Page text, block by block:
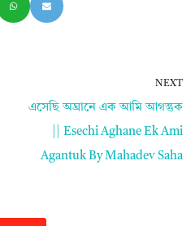
NEXT
এসেছি অঘ্রানে এক আমি আগন্তুক
|| Esechi Aghane Ek Ami
Agantuk By Mahadev Saha